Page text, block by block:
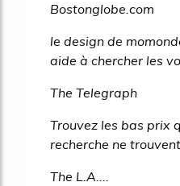
Bostonglobe.com
le design de
aide à chercher les
The Telegraph
Trouvez les bas prix
recherche ne
The L.A....